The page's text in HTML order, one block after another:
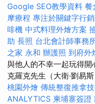
Google SEO教學資料 餐
摩療程 專注於關鍵字行
啡機 中式料理外燴方案
助 長照 台北會計師事務
之家 永和 辦護照 到府外
與他人的不幸一起玩得
克羅克先生（大衛·劉易
桃園外燴 傳統整復推拿
ANALYTICS 柬埔寨簽證